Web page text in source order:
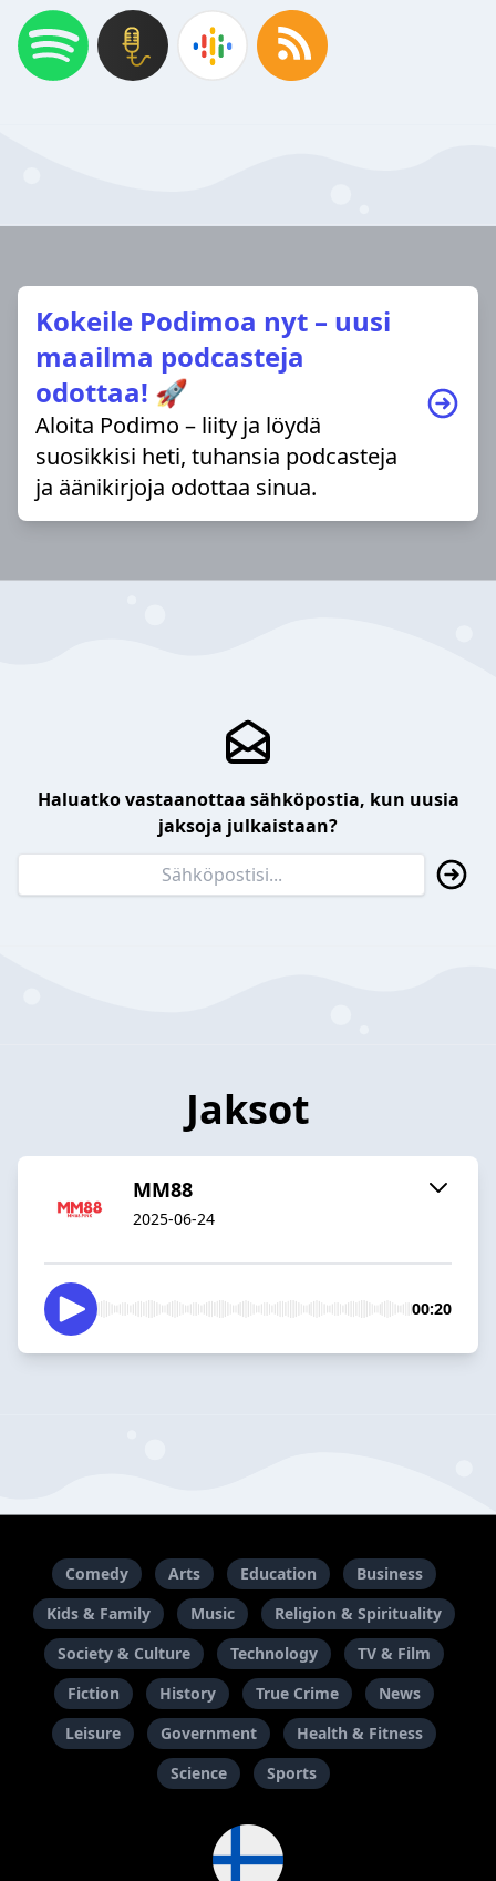
Kokeile Podimoa nyt – uusi
maailma podcasteja
odottaa! 🚀
Aloita Podimo – liity ja löydä
suosikkisi heti, tuhansia podcasteja
ja äänikirjoja odottaa sinua.
Haluatko vastaanottaa sähköpostia, kun uusia
jaksoja julkaistaan?
Jaksot
MM88
2025-06-24
00:20
Comedy Arts Education
Business
Kids & Family
Music
Religion & Spirituality
Society & Culture
Technology
TV & Film
Fiction
History True Crime
News
Leisure
Government
Health & Fitness
Science
Sports